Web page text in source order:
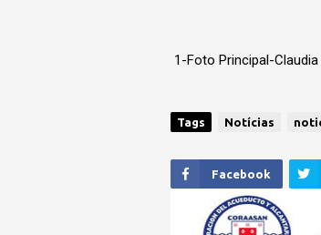
1-Foto Principal-
Tags Notícias
Facebook